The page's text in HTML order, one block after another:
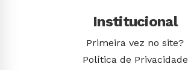
Institucional
Primeira vez no site?
Política de Privacidade